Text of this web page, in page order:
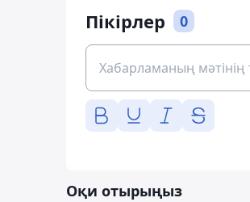
Пікірлер 0
Оқи отырыңыз